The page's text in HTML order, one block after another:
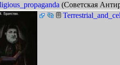
(Советская